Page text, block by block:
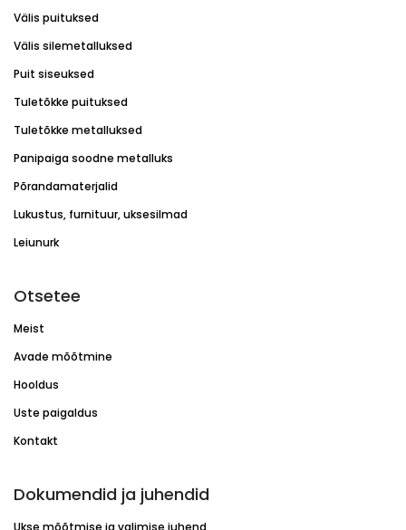
Välis puituksed
Välis silemetalluksed
Puit siseuksed
Tuletõkke puituksed
Tuletõkke metalluksed
Panipaiga soodne metalluks
Põrandamaterjalid
Lukustus, furnituur, uksesilmad
Leiunurk
Otsetee
Meist
Avade mõõtmine
Hooldus
Uste paigaldus
Kontakt
Dokumendid ja juhendid
Ukse mõõtmise ja valimise juhend